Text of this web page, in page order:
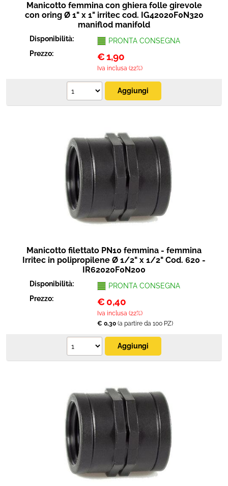
Ricambi
Manicotto femmina con ghiera folle girevole
con oring Ø 1" x 1" irritec cod. IG42020F0N320
maniflod manifold
Disponibilità:
PRONTA CONSEGNA
Prezzo:
€1,90
Iva inclusa (22%)
Manicotto filettato PN10 femmina - femmina
Irritec in polipropilene Ø 1/2" x 1/2" Cod. 620 -
IR62020F0N200
Disponibilità:
PRONTA CONSEGNA
Prezzo:
€ 0,40
Iva inclusa (22%)
€ 0,30(a partire da 100 PZ)